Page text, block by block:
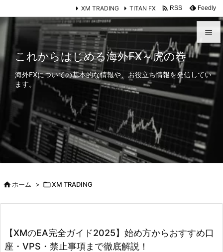
これからはじめる海外FX～虎の巻
海外FXについての基本的な情報や、お役立ち情報を発信してい
ます。


メニュ


前へ


検索
XM TRADING TITAN FX  RSS Feedly
ホーム > XM TRADING
【XMのEA完全ガイド2025】始め方からおすすめ口
座・VPS・禁止事項まで徹底解説！